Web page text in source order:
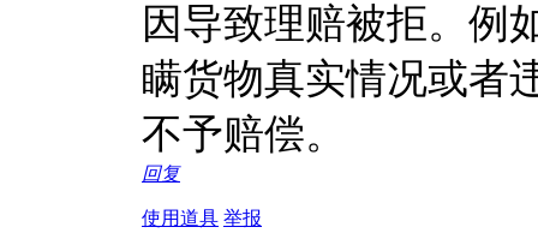
因导致理赔被拒。例
瞒货物真实情况或者
不予赔偿。
回复
使用道具 举报